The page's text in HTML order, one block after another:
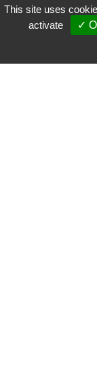
Une seule et unique
On ne sait pas où
This site uses
activate